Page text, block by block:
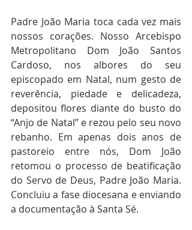
Padre João Maria toca cada vez mais
nossos corações. Nosso Arcebispo
Metropolitano Dom João Santos
Cardoso, nos albores do seu
episcopado em Natal, num gesto de
reverência, piedade e delicadeza,
depositou flores diante do busto do
“Anjo de Natal” e rezou pelo seu novo
rebanho. Em apenas dois anos de
pastoreio entre nós, Dom João
retomou o processo de beatificação
do Servo de Deus, Padre João Maria.
Concluiu a fase diocesana e enviando
a documentação à Santa Sé.